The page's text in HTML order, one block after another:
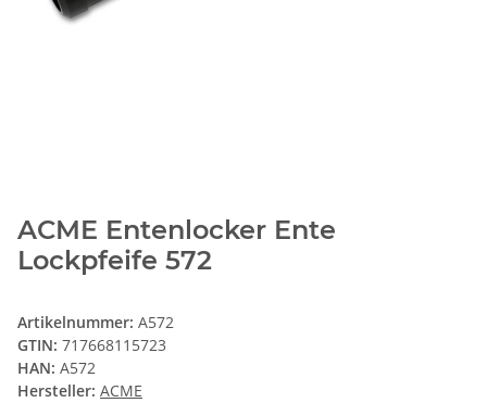
ACME Entenlocker Ente
Lockpfeife 572
Artikelnummer: A572
GTIN: 717668115723
HAN: A572
Hersteller: ACME